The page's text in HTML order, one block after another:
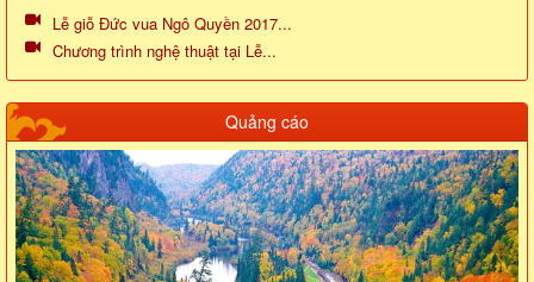
Lễ giỗ Đức vua Ngô Quyền 2017...
Chương trình nghệ thuật tại Lễ...
Quảng cáo